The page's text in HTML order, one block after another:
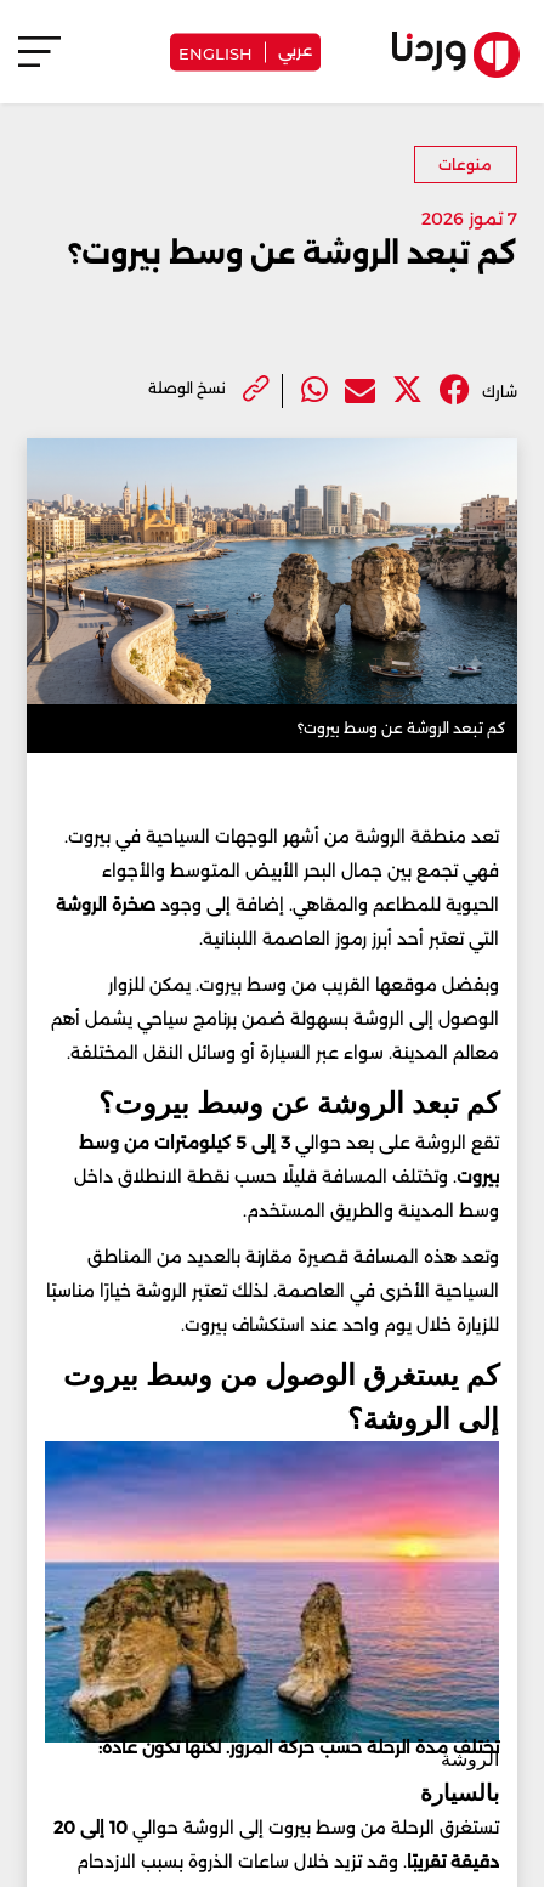
عربي ENGLISH
منوعات
7 تموز 2026
كم تبعد الروشة عن وسط بيروت؟
شارك نسخ الوصلة
كم تبعد الروشة عن وسط بيروت؟
تعد منطقة الروشة من أشهر الوجهات السياحية في بيروت.
فهي تجمع بين جمال البحر الأبيض المتوسط والأجواء
الحيوية للمطاعم والمقاهي. إضافة إلى وجودصخرة الروشة
التي تعتبر أحد أبرز رموز العاصمة اللبنانية.
وبفضل موقعها القريب من وسط بيروت. يمكن للزوار
الوصول إلى الروشة بسهولة ضمن برنامج سياحي يشمل أهم
معالم المدينة. سواء عبر السيارة أو وسائل النقل المختلفة.
كم تبعد الروشة عن وسط بيروت؟
تقع الروشة على بعد حوالي
3 إلى 5 كيلومترات من وسط
بيروت. وتختلف المسافة قليلًا حسب نقطة الانطلاق داخل
وسط المدينة والطريق المستخدم.
وتعد هذه المسافة قصيرة مقارنة بالعديد من المناطق
السياحية الأخرى في العاصمة. لذلك تعتبر الروشة خيارًا مناسبًا
للزيارة خلال يوم واحد عند استكشاف بيروت.
كم يستغرق الوصول من وسط بيروت
إلى الروشة؟
الروشة
تختلف مدة الرحلة حسب حركة المرور. لكنها تكون عادة:
بالسيارة
تستغرق الرحلة من وسط بيروت إلى الروشة حوالي
10 إلى 20
دقيقة تقريبًا. وقد تزيد خلال ساعات الذروة بسبب الازدحام